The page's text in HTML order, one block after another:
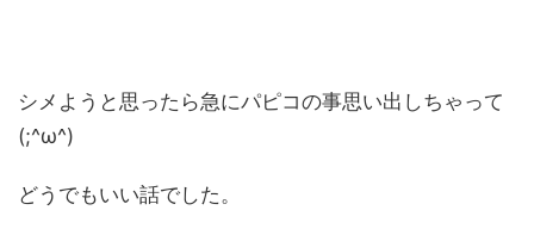
シメようと思ったら急にパピコの事思い出しちゃって
(;^ω^)
どうでもいい話でした。